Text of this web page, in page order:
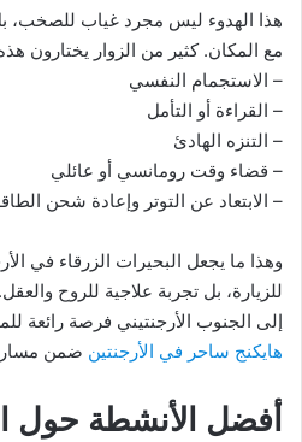
هذا الهدوء ليس مجرد غياب للصخب،
مع المكان. كثير من الزوار يختارون
– الاستجمام النفسي
– القراءة أو التأمل
– التنزه الهادئ
– قضاء وقت رومانسي أو عائلي
– الابتعاد عن التوتر وإعادة شحن
وهذا ما يجعل البحيرات الزرقاء في
للزيارة، بل تجربة علاجية للروح
إلى الجنوب الأرجنتيني فرصة رائعة
هايكنج ساحر في الأرجنتين ضمن مسار
أفضل الأنشطة حول